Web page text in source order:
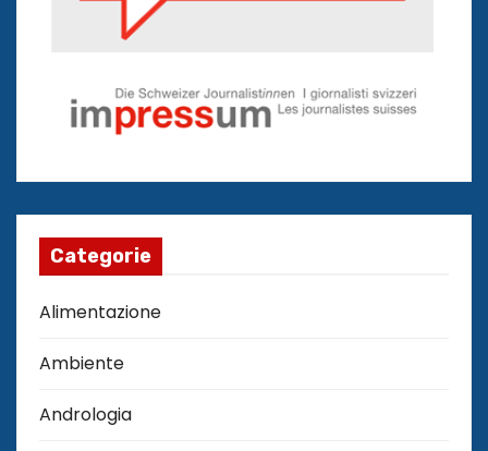
Categorie
Alimentazione
Ambiente
Andrologia